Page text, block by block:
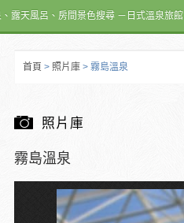
露天風呂、房間景色搜尋 －日式溫泉旅館
首頁 > 照片庫 > 霧島溫泉
照片庫
霧島溫泉